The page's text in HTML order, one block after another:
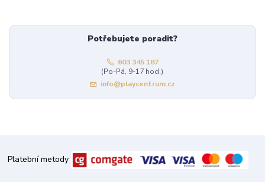
Potřebujete poradit?
603 345 187
(Po-Pá, 9-17 hod.)
info@playcentrum.cz
Platební metody